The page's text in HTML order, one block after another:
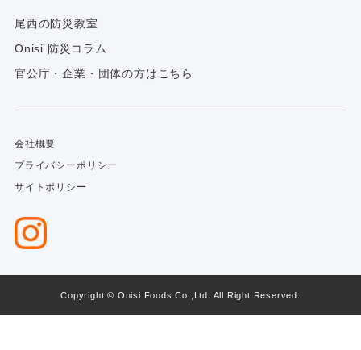
尾西の防災教室
Onisi 防災コラム
官公庁・企業・団体の方はこちら
会社概要
プライバシーポリシー
サイトポリシー
Copyright © Onisi Foods Co.,Ltd. All Right Reserved.